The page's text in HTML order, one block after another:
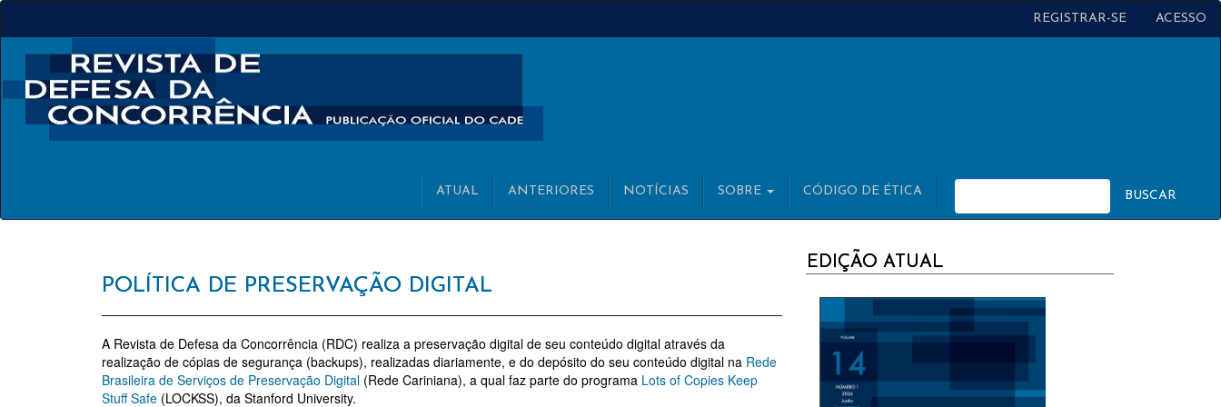
Navegação
Barra
Lateral
REGISTRAR-SE ACESSO
ATUAL ANTERIORES NOTÍCIAS SOBRE CÓDIGO DE ÉTICA BUSCAR
POLÍTICA DE PRESERVAÇÃO DIGITAL
A Revista de Defesa da Concorrência (RDC) realiza a preservação digital de seu conteúdo digital através da
realização de cópias de segurança (backups), realizadas diariamente, e do depósito do seu conteúdo digital na Rede
Brasileira de Serviços de Preservação Digital (Rede Cariniana), a qual faz parte do programa Lots of Copies Keep
Stuff Safe (LOCKSS), da Stanford University.
CURRENT
EDIÇÃO ATUAL